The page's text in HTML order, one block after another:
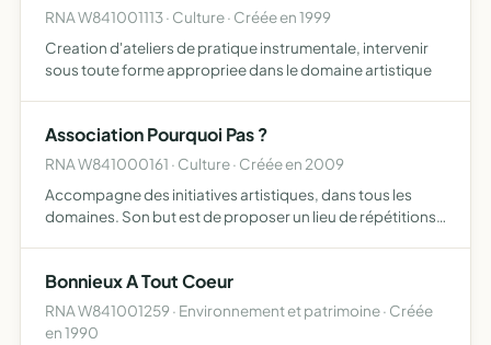
RNA W841001113 · Culture · Créée en 1999
Creation d'ateliers de pratique instrumentale, intervenir
sous toute forme appropriee dans le domaine artistique
Association Pourquoi Pas ?
RNA W841000161 · Culture · Créée en 2009
Accompagne des initiatives artistiques, dans tous les
domaines. Son but est de proposer un lieu de répétitions,
Bonnieux A Tout Coeur
RNA W841001259 · Environnement et patrimoine · Créée
en 1990